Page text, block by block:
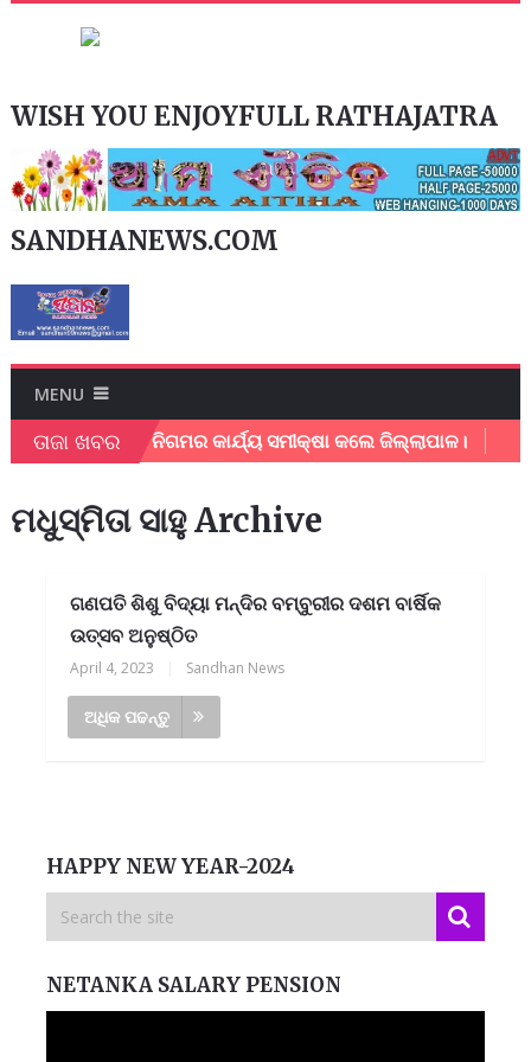
WISH YOU ENJOYFULL RATHAJATRA
SANDHANEWS.COM
MENU
ତାଜା ଖବର
ମହାନଗର ନିଗମର କାର୍ଯ୍ୟ ସମୀକ୍ଷା କଲେ ଜିଲ୍ଲାପାଳ।
ମଧୁସ୍ମିତା ସାହୁ Archive
ଗଣପତି ଶିଶୁ ବିଦ୍ୟା ମନ୍ଦିର ବମ୍ବୁରୀର ଦଶମ ବାର୍ଷିକ
ଉତ୍ସବ ଅନୁଷ୍ଠିତ
April 4, 2023 Sandhan News
ଅଧିକ ପଢନ୍ତୁ
HAPPY NEW YEAR-2024
NETANKA SALARY PENSION